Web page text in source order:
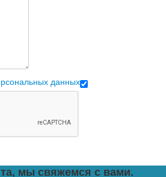
данных
мы свяжемся с вами.